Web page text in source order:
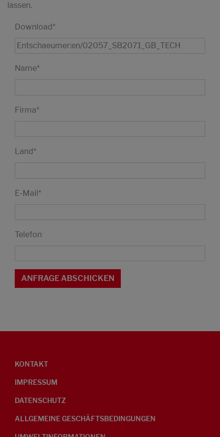
lassen.
Download*
Name*
Firma*
Land*
E-Mail*
Telefon
KONTAKT
IMPRESSUM
DATENSCHUTZ
ALLGEMEINE GESCHÄFTSBEDINGUNGEN